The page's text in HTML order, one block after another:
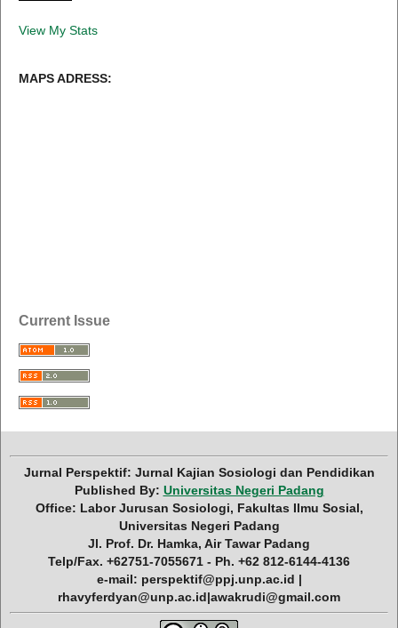
View My Stats
MAPS ADRESS:
Current Issue
Jurnal Perspektif: Jurnal Kajian Sosiologi dan Pendidikan
Published By: Universitas Negeri Padang
Office: Labor Jurusan Sosiologi, Fakultas Ilmu Sosial,
Universitas Negeri Padang
Jl. Prof. Dr. Hamka, Air Tawar Padang
Telp/Fax. +62751-7055671 - Ph. +62 812-6144-4136
e-mail: perspektif@ppj.unp.ac.id |
rhavyferdyan@unp.ac.id|awakrudi@gmail.com